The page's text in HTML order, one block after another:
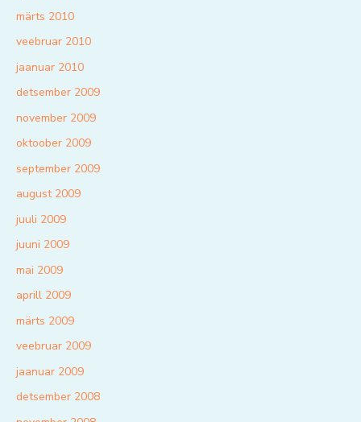
märts 2010
veebruar 2010
jaanuar 2010
detsember 2009
november 2009
oktoober 2009
september 2009
august 2009
juuli 2009
juuni 2009
mai 2009
aprill 2009
märts 2009
veebruar 2009
jaanuar 2009
detsember 2008